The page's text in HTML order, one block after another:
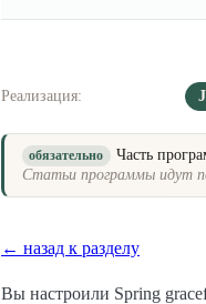
Реализация:
обязательно Часть
Статьи программы идут
← назад к разделу
Вы настроили Spring